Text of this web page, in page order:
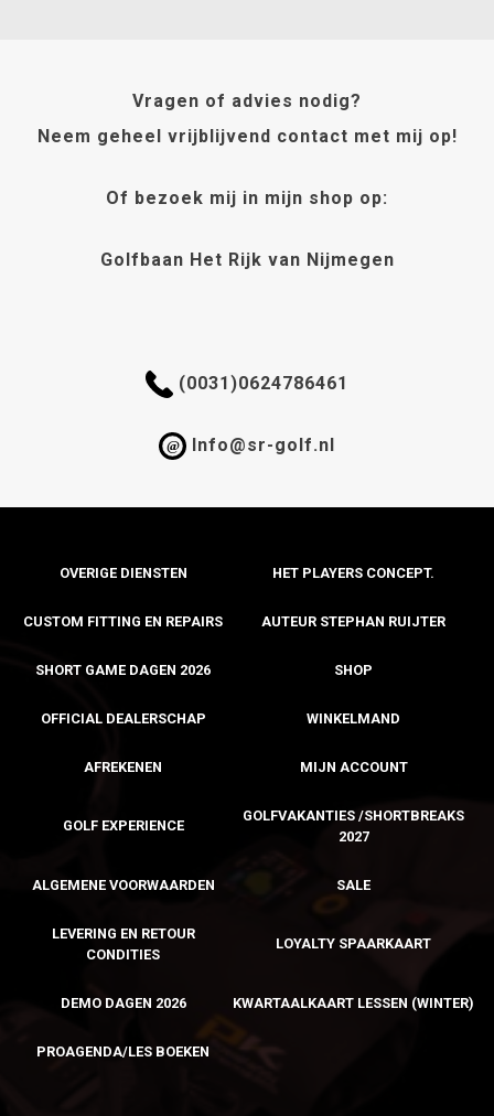
kan
gekozen
de
gekozen
Vragen of advies nodig?
Neem geheel vrijblijvend contact met mij op!
Of bezoek mij in mijn shop op:
Golfbaan Het Rijk van Nijmegen
(0031)0624786461
@ Info@sr-golf.nl
OVERIGE DIENSTEN HET PLAYERS CONCEPT.
CUSTOM FITTING EN REPAIRS AUTEUR STEPHAN RUIJTER
SHORT GAME DAGEN 2026 SHOP
OFFICIAL DEALERSCHAP WINKELMAND
AFREKENEN MIJN ACCOUNT
GOLF EXPERIENCE
GOLFVAKANTIES /SHORTBREAKS
2027
ALGEMENE VOORWAARDEN SALE
LEVERING EN RETOUR
CONDITIES
LOYALTY SPAARKAART
DEMO DAGEN 2026 KWARTAALKAART LESSEN (WINTER)
PROAGENDA/LES BOEKEN